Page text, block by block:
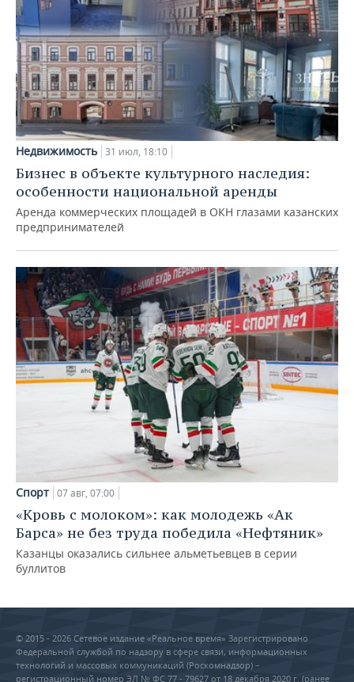
Недвижимость 31 июл, 18:10
Бизнес в объекте культурного наследия:
особенности национальной аренды
Аренда коммерческих площадей в ОКН глазами казанских
предпринимателей
Спорт 07 авг, 07:00
«Кровь с молоком»: как молодежь «Ак
Барса» не без труда победила «Нефтяник»
Казанцы оказались сильнее альметьевцев в серии
буллитов
© 2015 - 2026 Сетевое издание «Реальное время» Зарегистрировано
Федеральной службой по надзору в сфере связи, информационных
технологий и массовых коммуникаций (Роскомнадзор) –
регистрационный номер ЭЛ № ФС 77 - 79627 от 18 декабря 2020 г. (ранее